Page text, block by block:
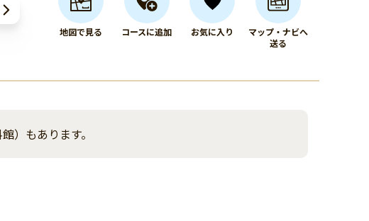
地図で見る コースに追加 お気に入り
マップ・ナビへ
送る
）もあります。